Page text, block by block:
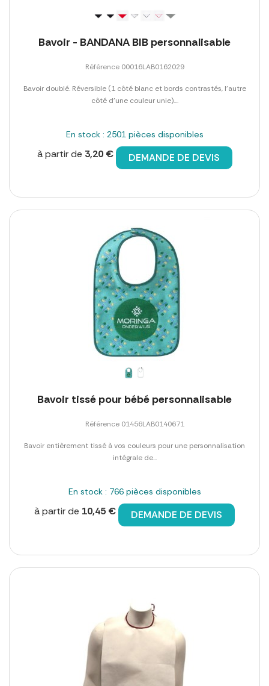
Bavoir - BANDANA BIB personnalisable
Référence 00016LAB0162029
Bavoir doublé. Réversible (1 côté blanc et bords contrastés, l'autre
côté d'une couleur unie)....
En stock : 2501 pièces disponibles
à partir de 3,20 € DEMANDE DE DEVIS
Bavoir tissé pour bébé personnalisable
Référence 01456LAB0140671
Bavoir entièrement tissé à vos couleurs pour une personnalisation
intégrale de...
En stock : 766 pièces disponibles
à partir de 10,45 € DEMANDE DE DEVIS